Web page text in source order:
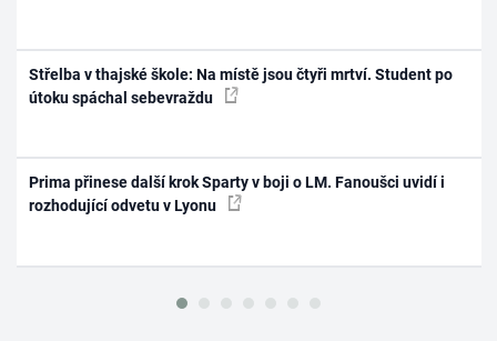
Střelba v thajské škole: Na místě jsou čtyři mrtví. Student po
útoku spáchal sebevraždu
Prima přinese další krok Sparty v boji o LM. Fanoušci uvidí i
rozhodující odvetu v Lyonu